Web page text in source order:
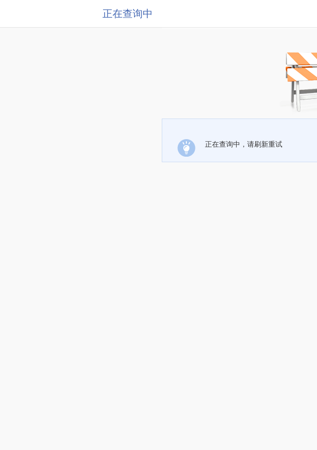
正在查询中
正在查询中，请刷新重试